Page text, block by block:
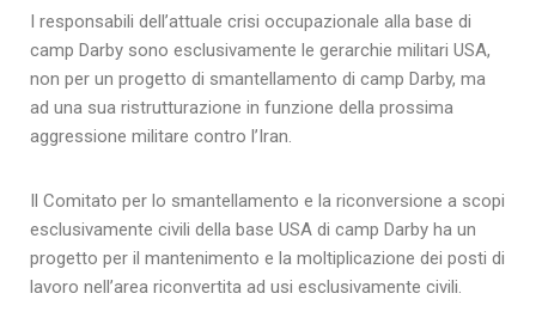
I responsabili dell’attuale crisi occupazionale alla base di
camp Darby sono esclusivamente le gerarchie militari USA,
non per un progetto di smantellamento di camp Darby, ma
ad una sua ristrutturazione in funzione della prossima
aggressione militare contro l’Iran.
Il Comitato per lo smantellamento e la riconversione a scopi
esclusivamente civili della base USA di camp Darby ha un
progetto per il mantenimento e la moltiplicazione dei posti di
lavoro nell’area riconvertita ad usi esclusivamente civili.